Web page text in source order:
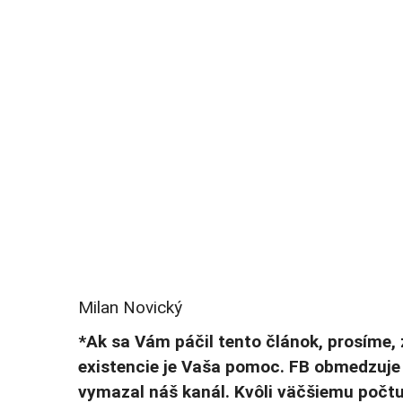
Milan Novický
*Ak sa Vám páčil tento článok,
existencie je Vaša pomoc. FB
vymazal náš kanál. Kvôli väčšiemu